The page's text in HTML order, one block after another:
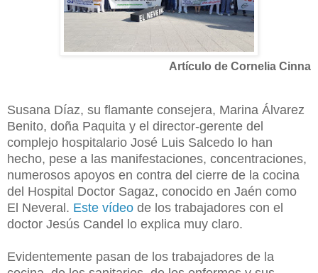
Artículo de Cornelia Cinna
Susana Díaz, su flamante consejera, Marina Álvarez
Benito, doña Paquita y el director-gerente del
complejo hospitalario José Luis Salcedo lo han
hecho, pese a las manifestaciones, concentraciones,
numerosos apoyos en contra del cierre de la cocina
del Hospital Doctor Sagaz, conocido en Jaén como
El Neveral. Este vídeo de los trabajadores con el
doctor Jesús Candel lo explica muy claro.
Evidentemente pasan de los trabajadores de la